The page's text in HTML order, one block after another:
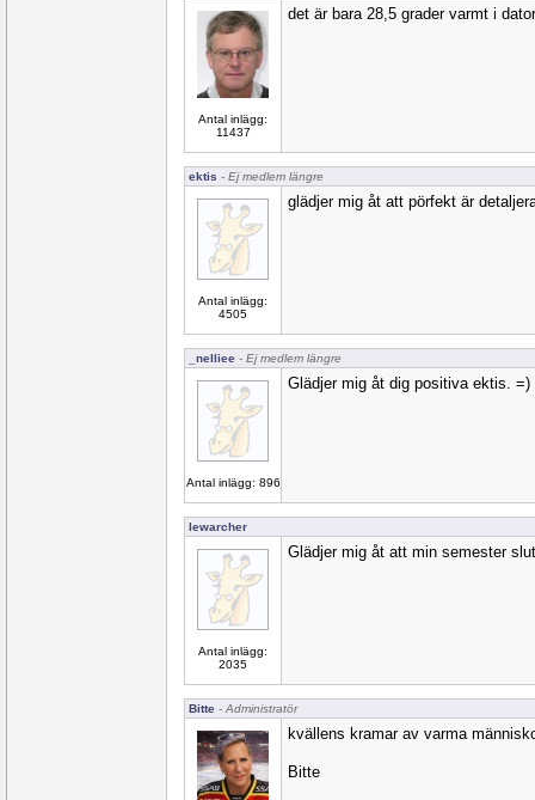
Antal inlägg:
11437
det är bara 28,5 grader varmt i
ektis - Ej medlem längre
Antal inlägg:
4505
glädjer mig åt att pörfekt är
_nelliee - Ej medlem längre
Antal inlägg: 896
Glädjer mig åt dig positiva ektis. =)
lewarcher
Antal inlägg:
2035
Glädjer mig åt att min semester
Bitte - Administratör
kvällens kramar av varma
Bitte